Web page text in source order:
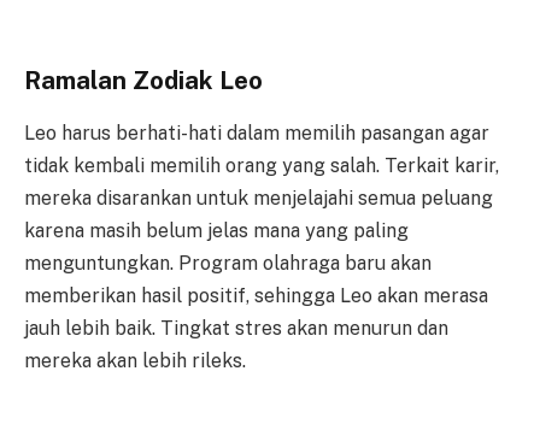
Ramalan Zodiak Leo
Leo harus berhati-hati dalam memilih pasangan agar
tidak kembali memilih orang yang salah. Terkait karir,
mereka disarankan untuk menjelajahi semua peluang
karena masih belum jelas mana yang paling
menguntungkan. Program olahraga baru akan
memberikan hasil positif, sehingga Leo akan merasa
jauh lebih baik. Tingkat stres akan menurun dan
mereka akan lebih rileks.